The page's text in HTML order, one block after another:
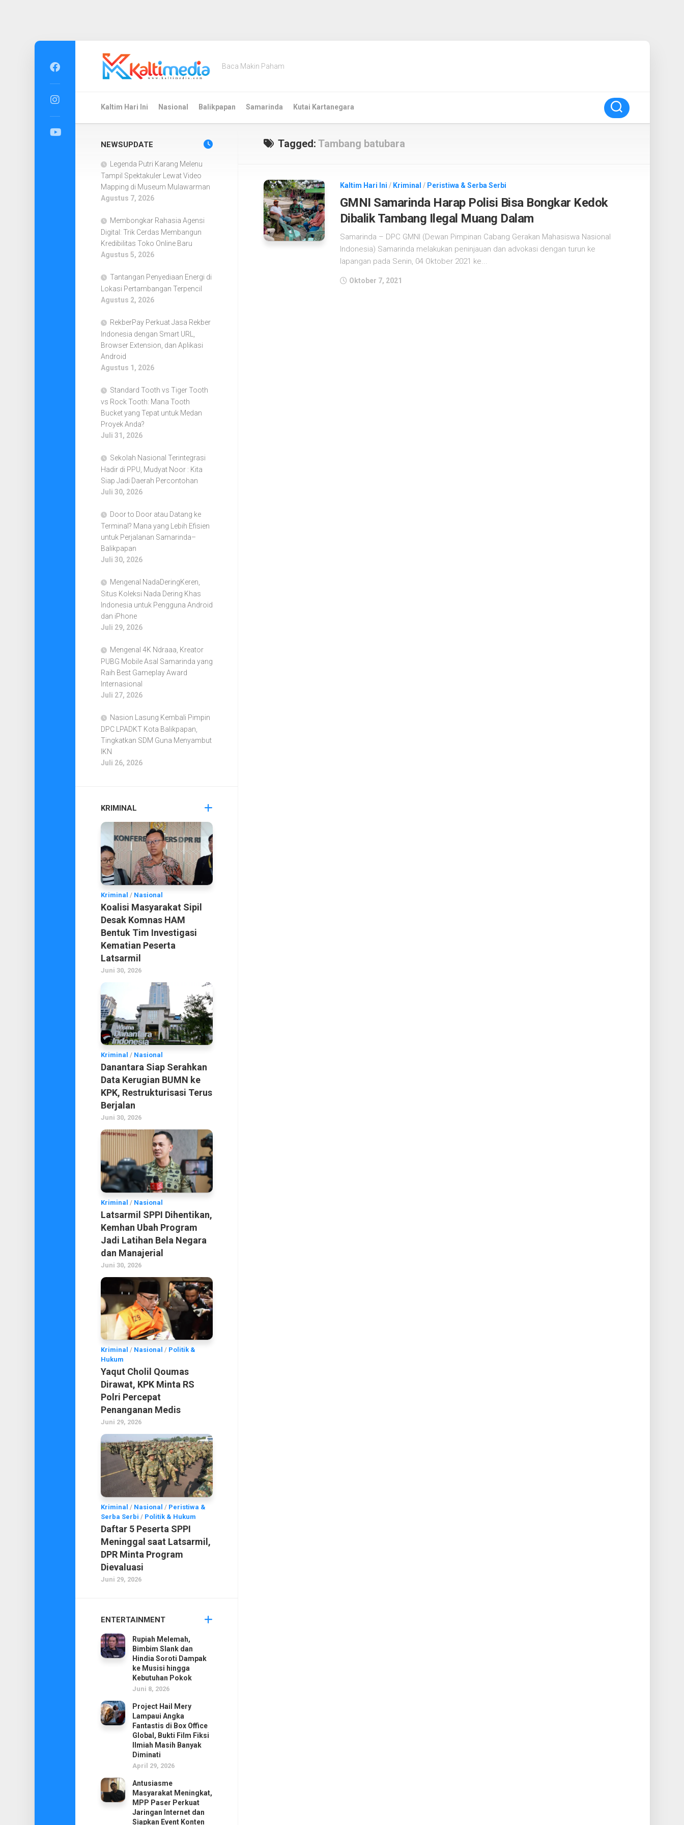
Baca Makin Paham
Kaltim Hari Ini Nasional Balikpapan Samarinda Kutai Kartanegara
Tagged: Tambang batubara
Kaltim Hari Ini / Kriminal / Peristiwa & Serba Serbi
GMNI Samarinda Harap Polisi Bisa Bongkar Kedok
Dibalik Tambang Ilegal Muang Dalam
Samarinda – DPC GMNI (Dewan Pimpinan Cabang Gerakan Mahasiswa Nasional
Indonesia) Samarinda melakukan peninjauan dan advokasi dengan turun ke
lapangan pada Senin, 04 Oktober 2021 ke...
Oktober 7, 2021
NEWSUPDATE
Legenda Putri Karang Melenu
Tampil Spektakuler Lewat Video
Mapping di Museum Mulawarman
Agustus 7, 2026
Membongkar Rahasia Agensi
Digital: Trik Cerdas Membangun
Kredibilitas Toko Online Baru
Agustus 5, 2026
Tantangan Penyediaan Energi di
Lokasi Pertambangan Terpencil
Agustus 2, 2026
RekberPay Perkuat Jasa Rekber
Indonesia dengan Smart URL,
Browser Extension, dan Aplikasi
Android
Agustus 1, 2026
Standard Tooth vs Tiger Tooth
vs Rock Tooth: Mana Tooth
Bucket yang Tepat untuk Medan
Proyek Anda?
Juli 31, 2026
Sekolah Nasional Terintegrasi
Hadir di PPU, Mudyat Noor : Kita
Siap Jadi Daerah Percontohan
Juli 30, 2026
Door to Door atau Datang ke
Terminal? Mana yang Lebih Efisien
untuk Perjalanan Samarinda–
Balikpapan
Juli 30, 2026
Mengenal NadaDeringKeren,
Situs Koleksi Nada Dering Khas
Indonesia untuk Pengguna Android
dan iPhone
Juli 29, 2026
Mengenal 4K Ndraaa, Kreator
PUBG Mobile Asal Samarinda yang
Raih Best Gameplay Award
Internasional
Juli 27, 2026
Nasion Lasung Kembali Pimpin
DPC LPADKT Kota Balikpapan,
Tingkatkan SDM Guna Menyambut
IKN
Juli 26, 2026
KRIMINAL
Kriminal / Nasional
Koalisi Masyarakat Sipil
Desak Komnas HAM
Bentuk Tim Investigasi
Kematian Peserta
Latsarmil
Juni 30, 2026
Kriminal / Nasional
Danantara Siap Serahkan
Data Kerugian BUMN ke
KPK, Restrukturisasi Terus
Berjalan
Juni 30, 2026
Kriminal / Nasional
Latsarmil SPPI Dihentikan,
Kemhan Ubah Program
Jadi Latihan Bela Negara
dan Manajerial
Juni 30, 2026
Kriminal / Nasional / Politik &
Hukum
Yaqut Cholil Qoumas
Dirawat, KPK Minta RS
Polri Percepat
Penanganan Medis
Juni 29, 2026
Kriminal / Nasional / Peristiwa &
Serba Serbi / Politik & Hukum
Daftar 5 Peserta SPPI
Meninggal saat Latsarmil,
DPR Minta Program
Dievaluasi
Juni 29, 2026
ENTERTAINMENT
Rupiah Melemah,
Bimbim Slank dan
Hindia Soroti Dampak
ke Musisi hingga
Kebutuhan Pokok
Juni 8, 2026
Project Hail Mery
Lampaui Angka
Fantastis di Box Office
Global, Bukti Film Fiksi
Ilmiah Masih Banyak
Diminati
April 29, 2026
Antusiasme
Masyarakat Meningkat,
MPP Paser Perkuat
Jaringan Internet dan
Siapkan Event Konten